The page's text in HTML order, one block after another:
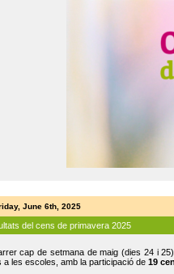
June 6th, 2025
del cens de primavera 2025
cap de setmana de maig (dies 24 i
a les escoles, amb la participació de 19